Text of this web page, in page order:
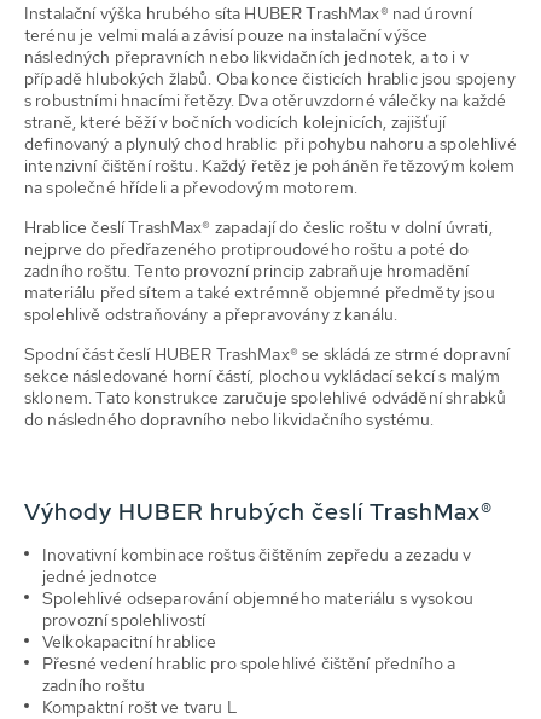
Instalační výška hrubého síta HUBER TrashMax® nad úrovní
terénu je velmi malá a závisí pouze na instalační výšce
následných přepravních nebo likvidačních jednotek, a to i v
případě hlubokých žlabů. Oba konce čisticích hrablic jsou spojeny
s robustními hnacími řetězy. Dva otěruvzdorné válečky na každé
straně, které běží v bočních vodicích kolejnicích, zajišťují
definovaný a plynulý chod hrablic při pohybu nahoru a spolehlivé
intenzivní čištění roštu. Každý řetěz je poháněn řetězovým kolem
na společné hřídeli a převodovým motorem.
Hrablice česlí TrashMax® zapadají do česlic roštu v dolní úvrati,
nejprve do předřazeného protiproudového roštu a poté do
zadního roštu. Tento provozní princip zabraňuje hromadění
materiálu před sítem a také extrémně objemné předměty jsou
spolehlivě odstraňovány a přepravovány z kanálu.
Spodní část česlí HUBER TrashMax® se skládá ze strmé dopravní
sekce následované horní částí, plochou vykládací sekcí s malým
sklonem. Tato konstrukce zaručuje spolehlivé odvádění shrabků
do následného dopravního nebo likvidačního systému.
Výhody HUBER hrubých česlí TrashMax®
Inovativní kombinace roštus čištěním zepředu a zezadu v
jedné jednotce
Spolehlivé odseparování objemného materiálu s vysokou
provozní spolehlivostí
Velkokapacitní hrablice
Přesné vedení hrablic pro spolehlivé čištění předního a
zadního roštu
Kompaktní rošt ve tvaru L